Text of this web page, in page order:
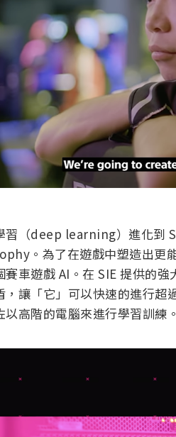
習（deep learning）進化到
。為了在遊戲中塑造出更
賽車遊戲 AI。在 SIE 提供的
，讓「它」可以快速的進行超
以高階的電腦來進行學習訓練。